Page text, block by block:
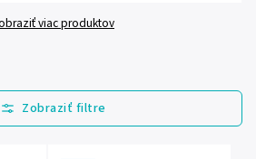
viac produktov